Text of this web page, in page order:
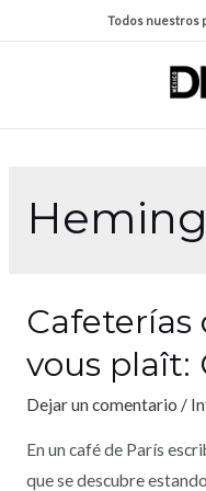
Todos nuestros
Cafeterías
vous plaît:
Dejar un comentario /
En un café de París
que se descubre